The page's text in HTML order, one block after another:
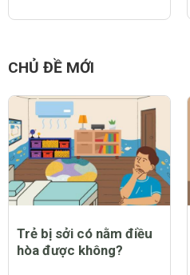
CHỦ ĐỀ MỚI
Trẻ bị sởi có nằm điều
hòa được không?